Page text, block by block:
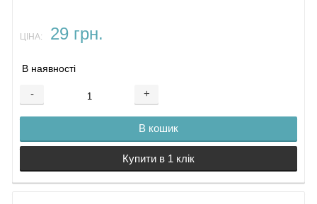
ЦІНА: 29 грн.
В наявності
- +
В кошик
Купити в 1 клік